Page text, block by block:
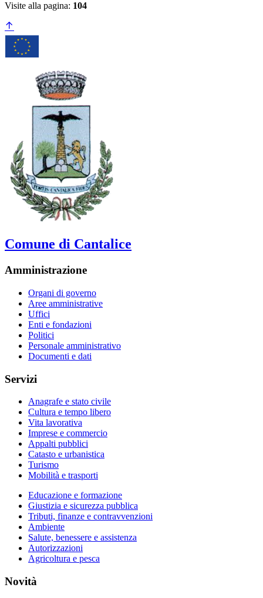
Visite alla pagina: 104
Comune di Cantalice
Amministrazione
Organi di governo
Aree amministrative
Uffici
Enti e fondazioni
Politici
Personale amministrativo
Documenti e dati
Servizi
Anagrafe e stato civile
Cultura e tempo libero
Vita lavorativa
Imprese e commercio
Appalti pubblici
Catasto e urbanistica
Turismo
Mobilità e trasporti
Educazione e formazione
Giustizia e sicurezza pubblica
Tributi, finanze e contravvenzioni
Ambiente
Salute, benessere e assistenza
Autorizzazioni
Agricoltura e pesca
Novità